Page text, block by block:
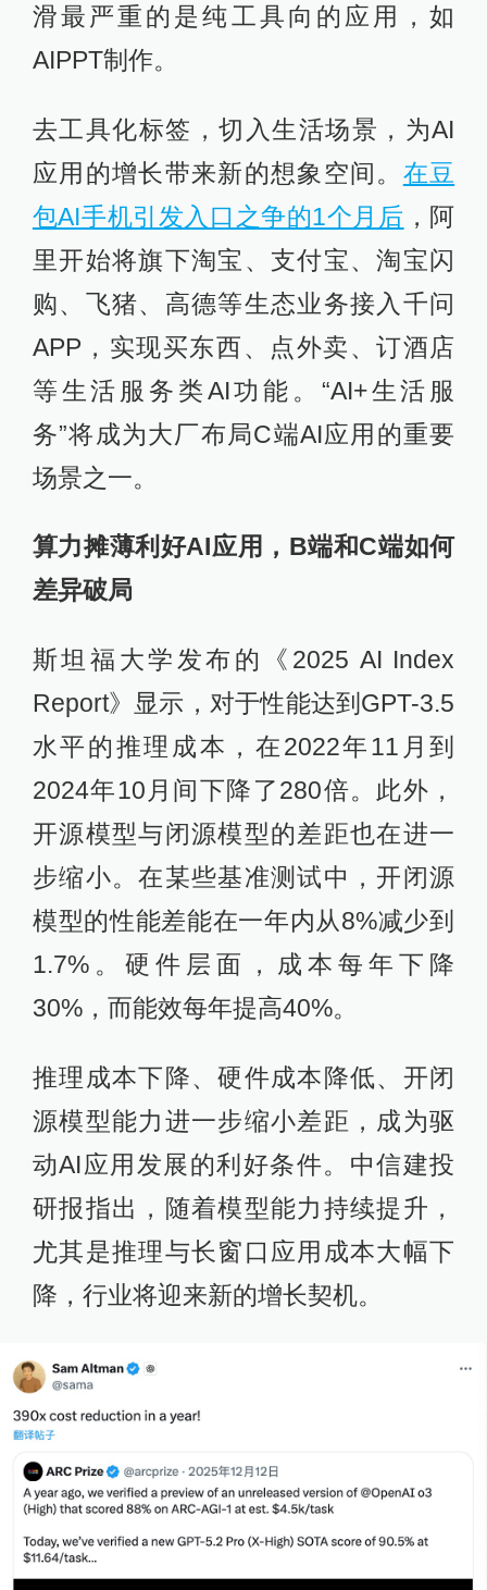
滑最严重的是纯工具向的应用，如
AIPPT制作。
去工具化标签，切入生活场景，为AI
应用的增长带来新的想象空间。 在豆
包AI手机引发入口之争的1个月后 ，阿
里开始将旗下淘宝、支付宝、淘宝闪
购、飞猪、高德等生态业务接入千问
APP，实现买东西、点外卖、订酒店
等生活服务类AI功能。“AI+生活服
务”将成为大厂布局C端AI应用的重要
场景之一。
算力摊薄利好AI应用，B端和C端如何
差异破局
斯坦福大学发布的《2025 AI Index
Report》显示，对于性能达到GPT-3.5
水平的推理成本，在2022年11月到
2024年10月间下降了280倍。此外，
开源模型与闭源模型的差距也在进一
步缩小。在某些基准测试中，开闭源
模型的性能差能在一年内从8%减少到
1.7%。硬件层面，成本每年下降
30%，而能效每年提高40%。
推理成本下降、硬件成本降低、开闭
源模型能力进一步缩小差距，成为驱
动AI应用发展的利好条件。中信建投
研报指出，随着模型能力持续提升，
尤其是推理与长窗口应用成本大幅下
降，行业将迎来新的增长契机。